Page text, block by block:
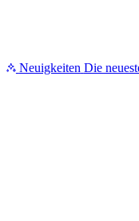
Neuigkeiten Die